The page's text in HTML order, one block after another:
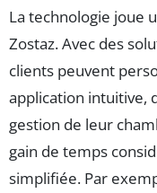
La technologie joue
Zostaz. Avec des
clients peuvent
application intuitive,
gestion de leur
gain de temps
simplifiée. Par